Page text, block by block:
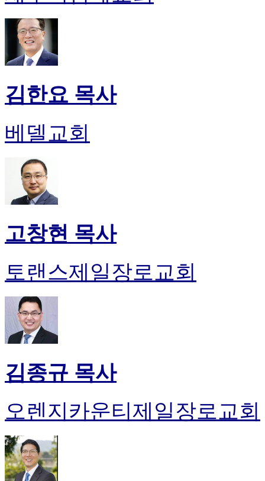
김한요 목사
베델교회
고창현 목사
토랜스제일장로교회
김종규 목사
오렌지카운티제일장로교회